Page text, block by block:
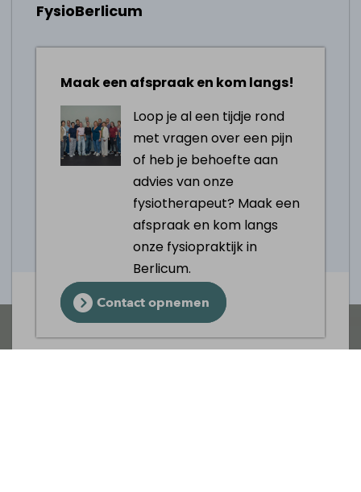
Tips bij knieklachten
Blijf bewegen, voor zover de pijn het
Geef je knie een aantal dagen
(volledige) rust
Verminderen de knieklachten hierdoor
niet? Maak snel eenafspraak
Afspraak maken
FysioBerlicum
Maak een afspraak en kom langs!
Loop je al een tijdje rond
met vragen over een pijn
of heb je behoefte aan
advies van onze
fysiotherapeut? Maak een
afspraak en kom langs
onze fysiopraktijk in
Berlicum.
Contact opnemen